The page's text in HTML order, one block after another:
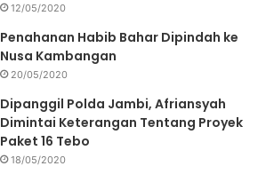
12/05/2020
Penahanan Habib Bahar Dipindah ke
Nusa Kambangan
20/05/2020
Dipanggil Polda Jambi, Afriansyah
Dimintai Keterangan Tentang Proyek
Paket 16 Tebo
18/05/2020